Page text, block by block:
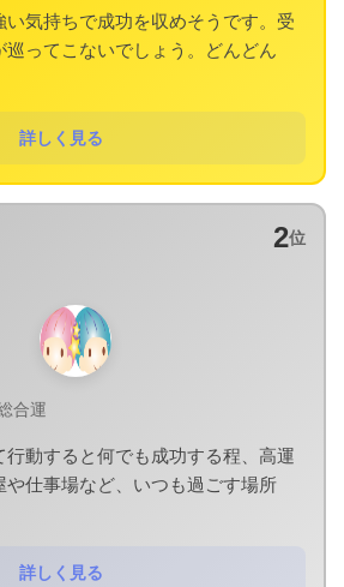
気持ちで成功を収めそうです。受
巡ってこないでしょう。どんどん
詳しく見る
2位
合運
行動すると何でも成功する程、高運
や仕事場など、いつも過ごす場所
詳しく見る